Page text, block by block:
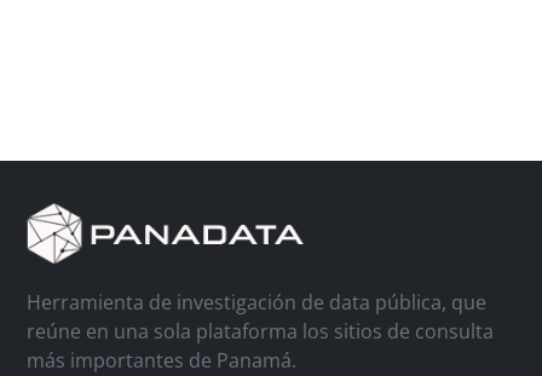
Herramienta de investigación de data pública, que
reúne en una sola plataforma los sitios de consulta
más importantes de Panamá.